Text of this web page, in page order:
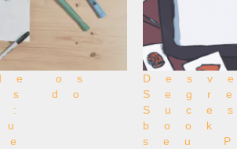
os
do
book
seu